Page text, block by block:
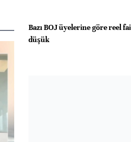
Bazı BOJ üyelerine göre reel
düşük